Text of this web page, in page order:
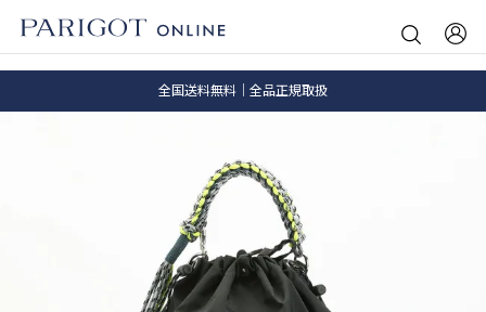
SALE ITEM 2BUY 10%OFF
全国送料無料｜全品正規取扱